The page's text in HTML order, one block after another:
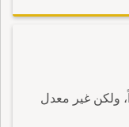
ولكن غير معدل